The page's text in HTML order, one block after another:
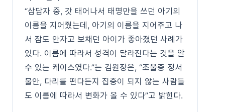
“삼담자 중, 갓 태어나서 태명만을 쓰던 아기의
이름을 지어줬는데, 아기의 이름을 지어주고 나
서 잠도 안자고 보채던 아이가 좋아졌던 사례가
있다. 이름에 따라서 성격이 달라진다는 것을 알
수 있는 케이스였다.”는 김원장은, “조울증 정서
불안, 다리를 떤다든지 집중이 되지 않는 사람들
도 이름에 따라서 변화가 올 수 있다”고 밝힌다.